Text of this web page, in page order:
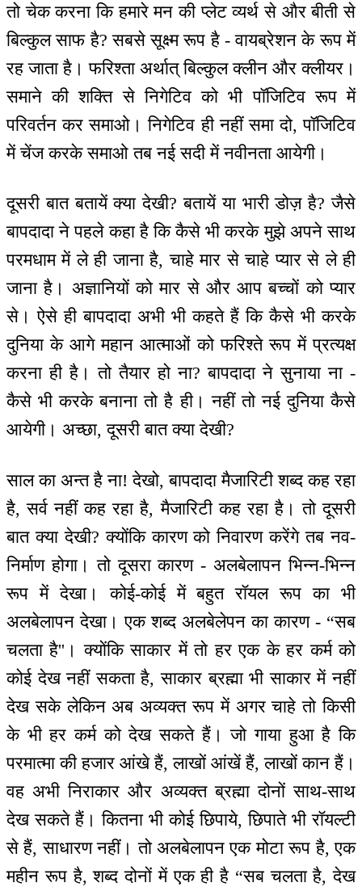
तो चेक करना कि हमारे मन की प्लेट व्यर्थ से और बीती से
बिल्कुल साफ है? सबसे सूक्ष्म रूप है - वायब्रेशन के रूप में
रह जाता है। फरिश्ता अर्थात् बिल्कुल क्लीन और क्लीयर।
समाने की शक्ति से निगेटिव को भी पॉजिटिव रूप में
परिवर्तन कर समाओ। निगेटिव ही नहीं समा दो, पॉजिटिव
में चेंज करके समाओ तब नई सदी में नवीनता आयेगी।
दूसरी बात बतायें क्या देखी? बतायें या भारी डोज़ है? जैसे
बापदादा ने पहले कहा है कि कैसे भी करके मुझे अपने साथ
परमधाम में ले ही जाना है, चाहे मार से चाहे प्यार से ले ही
जाना है। अज्ञानियों को मार से और आप बच्चों को प्यार
से। ऐसे ही बापदादा अभी भी कहते हैं कि कैसे भी करके
दुनिया के आगे महान आत्माओं को फरिश्ते रूप में प्रत्यक्ष
करना ही है। तो तैयार हो ना? बापदादा ने सुनाया ना -
कैसे भी करके बनाना तो है ही। नहीं तो नई दुनिया कैसे
आयेगी। अच्छा, दूसरी बात क्या देखी?
साल का अन्त है ना! देखो, बापदादा मैजारिटी शब्द कह रहा
है, सर्व नहीं कह रहा है, मैजारिटी कह रहा है। तो दूसरी
बात क्या देखी? क्योंकि कारण को निवारण करेंगे तब नव-
निर्माण होगा। तो दूसरा कारण - अलबेलापन भिन्न-भिन्न
रूप में देखा। कोई-कोई में बहुत रॉयल रूप का भी
अलबेलापन देखा। एक शब्द अलबेलेपन का कारण - “सब
चलता है''। क्योंकि साकार में तो हर एक के हर कर्म को
कोई देख नहीं सकता है, साकार ब्रह्मा भी साकार में नहीं
देख सके लेकिन अब अव्यक्त रूप में अगर चाहे तो किसी
के भी हर कर्म को देख सकते हैं। जो गाया हुआ है कि
परमात्मा की हजार आंखे हैं, लाखों आंखें हैं, लाखों कान हैं।
वह अभी निराकार और अव्यक्त ब्रह्मा दोनों साथ-साथ
देख सकते हैं। कितना भी कोई छिपाये, छिपाते भी रॉयल्टी
से हैं, साधारण नहीं। तो अलबेलापन एक मोटा रूप है, एक
महीन रूप है, शब्द दोनों में एक ही है “सब चलता है, देख